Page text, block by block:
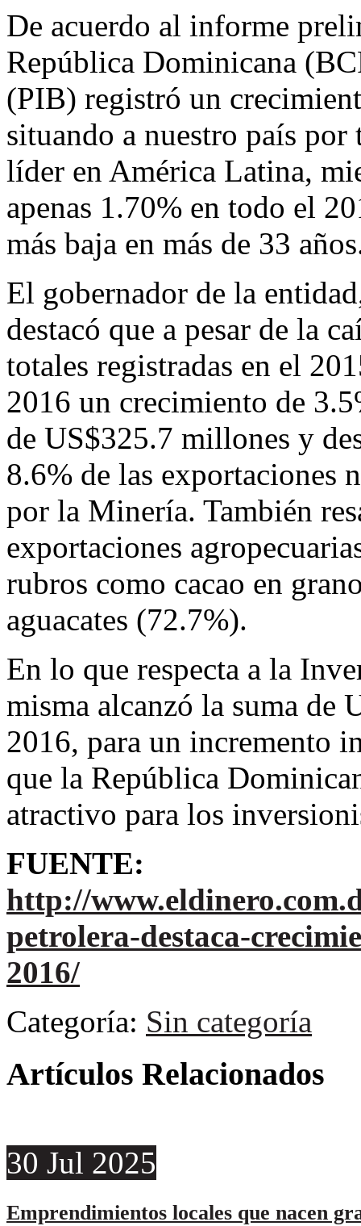
De acuerdo al informe
República Dominicana
(PIB) registró un
situando a nuestro país
líder en América Latina,
apenas 1.70% en todo el
más baja en más de 33
El gobernador de la
destacó que a pesar de la
totales registradas en el
2016 un crecimiento de
de US$325.7 millones y
8.6% de las exportaciones
por la Minería. También
exportaciones
rubros como cacao en
aguacates (72.7%).
En lo que respecta a la
misma alcanzó la suma de
2016, para un incremento
que la República
atractivo para los
FUENTE:
http://
petrolera-destaca-
2016/
Categoría: Sin categoría
Artículos Relacionados
30 Jul 2025
Emprendimientos locales que nacen